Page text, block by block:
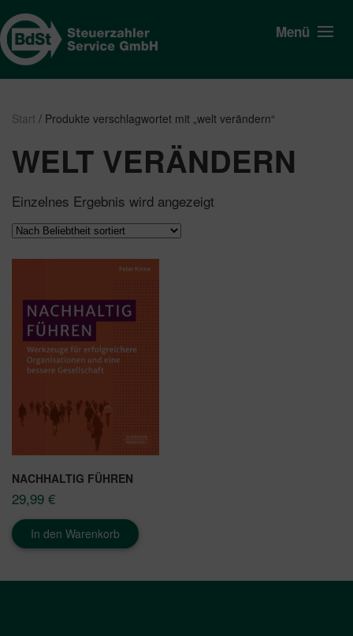
Menü
Start / Produkte verschlagwortet mit „welt verändern“
WELT VERÄNDERN
Einzelnes Ergebnis wird angezeigt
NACHHALTIG FÜHREN
29,99 €
In den Warenkorb